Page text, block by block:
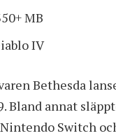
MB
IV
Bethesda
Bland annat
Switch